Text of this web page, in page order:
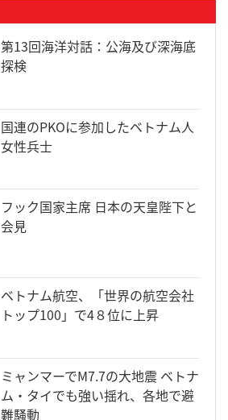
第13回海洋対話：公海及び深海底
探検
国連のPKOに参加したベトナム人
女性兵士
フック国家主席 日本の天皇陛下と
会見
ベトナム航空、「世界の航空会社
トップ100」で4８位に上昇
ミャンマーでM7.7の大地震 ベトナ
ム・タイでも強い揺れ、各地で避
難騒動